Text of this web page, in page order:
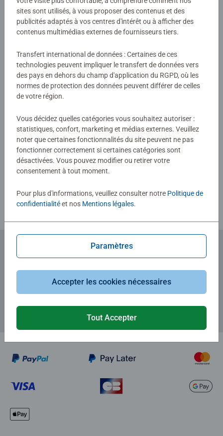
Le puzzle 100 pièces est un format idéal pour évoluer
dans l'univers de ses héros préférés. Le petit plus Nathan,
c'est le trieur de pièces à 3 compartiments, pour classer
dans son apprentissage du puzzle.
Produits similaires
Aucune évaluation n'a encore été
soumise
Rédiger une évaluation
Abonnez-vous à notre newsletter
sites sont utilisés, à vous proposer des contenus et des
publicités adaptés à vos centres d'intérêt ou à afficher des
contenus multimédias externes de fournisseurs tiers.
Transfert international de données : Certaines de ces
technologies peuvent impliquer le transfert de données vers
des pays en dehors du champ d'application du RGPD, où les
normes de protection des données peuvent différer de celles
de votre région.
Vous décidez quelles catégories vous souhaitez autoriser :
statistiques, confort, marketing et médias externes. Veuillez
noter que certaines fonctionnalités du site peuvent ne pas
fonctionner correctement si certaines catégories sont
désactivées. Vous pouvez modifier ou retirer votre
consentement à tout moment.
Pour plus d'informations, veuillez consulter notre Politique de
confidentialitéet nos Mentions légales.
Paramètres
Accepter les cookies nécessaires
Tout Accepter